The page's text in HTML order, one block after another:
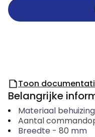
Toon
Belangrijke
Materiaal behuizing
Aantal
Breedte - 80 mm